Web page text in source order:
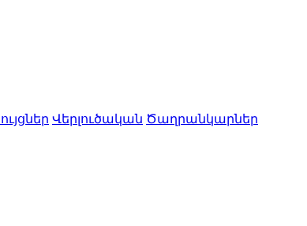
Վերլուծական Ծաղրանկարներ